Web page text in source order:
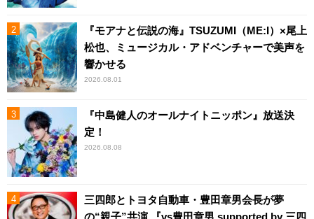
『モアナと伝説の海』TSUZUMI（ME:I）×尾上
松也、ミュージカル・アドベンチャーで美声を
響かせる
2026.08.01
『中島健人のオールナイトニッポン』放送決
定！
2026.08.08
三四郎とトヨタ自動車・豊田章男会長が夢
の“親子”共演 『vs豊田章男 supported by 三四